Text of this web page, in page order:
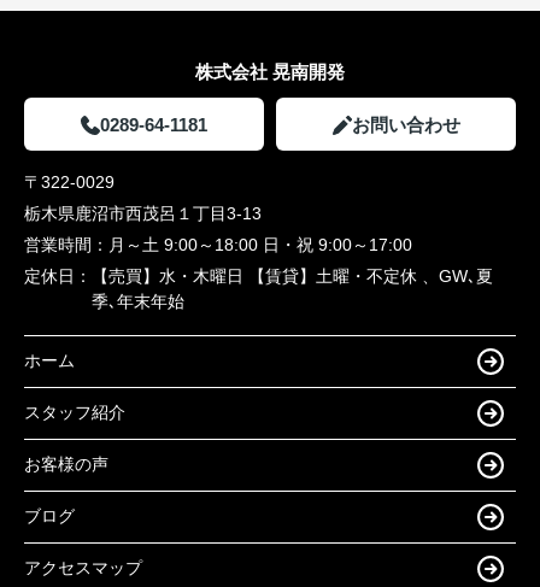
株式会社 晃南開発
0289-64-1181 お問い合わせ
〒322-0029
栃木県鹿沼市西茂呂１丁目3-13
営業時間： 月～土 9:00～18:00 日・祝 9:00～17:00
定休日：
【売買】水・木曜日 【賃貸】土曜・不定休 、GW､夏
季､年末年始
ホーム
スタッフ紹介
お客様の声
ブログ
アクセスマップ